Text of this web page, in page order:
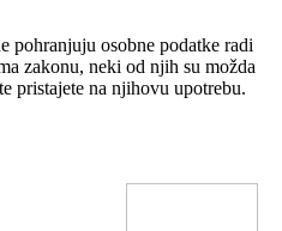
pohranjuju osobne podatke radi
zakonu, neki od njih su možda
pristajete na njihovu upotrebu.